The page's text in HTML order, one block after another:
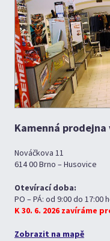
Kamenná prodejna
Nováčkova 11
614 00 Brno – Husovice
Otevírací doba:
PO – PÁ: od 9:00 do 17:00
K 30. 6. 2026 zavíráme
Zobrazit na mapě